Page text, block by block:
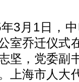
年3月1日，
室乔迁仪
坚，党委副
上海市人大